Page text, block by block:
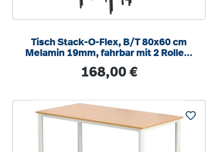
Tisch Stack-O-Flex, B/T 80x60 cm
Melamin 19mm, fahrbar mit 2 Rollen,
Regulärer Preis:
168,00 €